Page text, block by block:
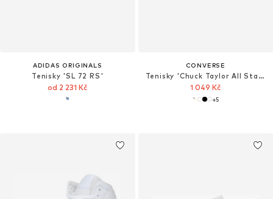
ADIDAS ORIGINALS
Tenisky 'SL 72 RS'
od 2 231 Kč
CONVERSE
Tenisky 'Chuck Taylor All Star Classic'
1 049 Kč
+5